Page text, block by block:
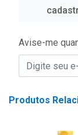
Avise-me
Produtos